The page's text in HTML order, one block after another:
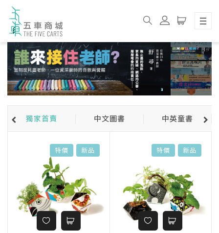
獨家首賣 中文圖書 中英童書
特價 新品 特價 新品